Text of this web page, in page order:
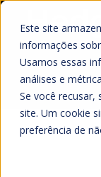
Este site
informações
Usamos essas
análises e
Se você recusar,
site. Um cookie
preferência de
Home
O que